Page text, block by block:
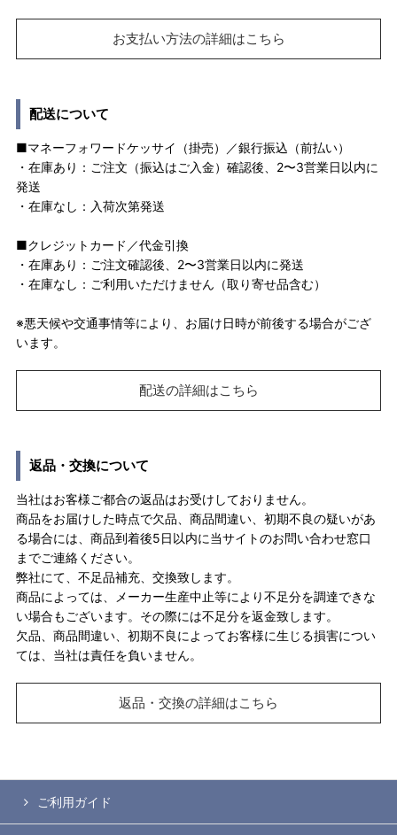
お支払い方法の詳細はこちら
配送について
■マネーフォワードケッサイ（掛売）／銀行振込（前払い）
・在庫あり：ご注文（振込はご入金）確認後、2〜3営業日以内に
発送
・在庫なし：入荷次第発送
■クレジットカード／代金引換
・在庫あり：ご注文確認後、2〜3営業日以内に発送
・在庫なし：ご利用いただけません（取り寄せ品含む）
※悪天候や交通事情等により、お届け日時が前後する場合がござ
います。
配送の詳細はこちら
返品・交換について
当社はお客様ご都合の返品はお受けしておりません。
商品をお届けした時点で欠品、商品間違い、初期不良の疑いがあ
る場合には、商品到着後5日以内に当サイトのお問い合わせ窓口
までご連絡ください。
弊社にて、不足品補充、交換致します。
商品によっては、メーカー生産中止等により不足分を調達できな
い場合もございます。その際には不足分を返金致します。
欠品、商品間違い、初期不良によってお客様に生じる損害につい
ては、当社は責任を負いません。
返品・交換の詳細はこちら
ご利用ガイド